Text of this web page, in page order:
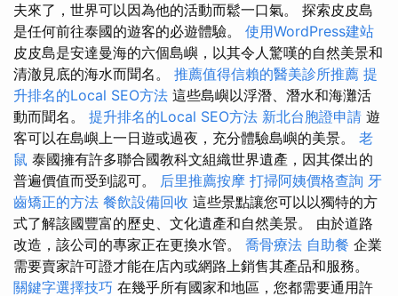
夫來了，世界可以因為他的活動而鬆一口氣。 探索皮皮島
是任何前往泰國的遊客的必遊體驗。 使用WordPress建站
皮皮島是安達曼海的六個島嶼，以其令人驚嘆的自然美景和
清澈見底的海水而聞名。 推薦值得信賴的醫美診所推薦 提
升排名的Local SEO方法 這些島嶼以浮潛、潛水和海灘活
動而聞名。 提升排名的Local SEO方法 新北台胞證申請 遊
客可以在島嶼上一日遊或過夜，充分體驗島嶼的美景。 老
鼠 泰國擁有許多聯合國教科文組織世界遺產，因其傑出的
普遍價值而受到認可。 后里推薦按摩 打掃阿姨價格查詢 牙
齒矯正的方法 餐飲設備回收 這些景點讓您可以以獨特的方
式了解該國豐富的歷史、文化遺產和自然美景。 由於道路
改造，該公司的專家正在更換水管。 喬骨療法 自助餐 企業
需要賣家許可證才能在店內或網路上銷售其產品和服務。
關鍵字選擇技巧 在幾乎所有國家和地區，您都需要通用許